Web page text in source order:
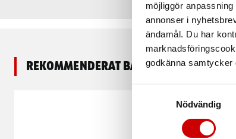
möjliggör
annonser i
ändamål. Du har
godkänna samtycker
Nödvändig
Rekommenderat baserat på vald